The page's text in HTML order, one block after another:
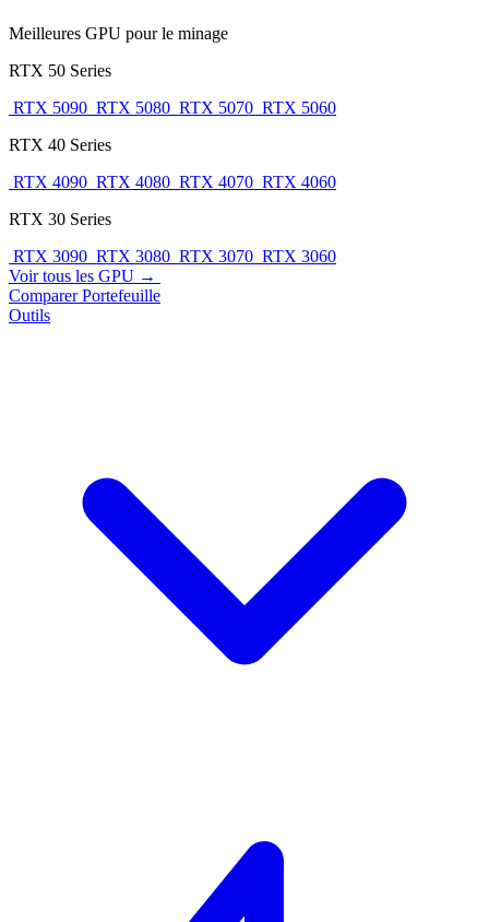
Meilleures GPU pour le minage
RTX 50 Series
RTX 5090 RTX 5080 RTX 5070 RTX 5060
RTX 40 Series
RTX 4090 RTX 4080 RTX 4070 RTX 4060
RTX 30 Series
RTX 3090 RTX 3080 RTX 3070 RTX 3060
Voir tous les GPU →
ComparerPortefeuille
Outils